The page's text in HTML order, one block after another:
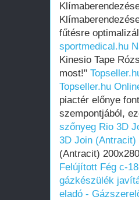
fűtésre
sportmedical.hu
Kinesio Tape
most!"
Topseller.hu
piactér előnye
szempontjából,
szőnyeg Rio 3D
3D Join
(Antracit)
Felújított Fég c-
gázkészülék
eladó -